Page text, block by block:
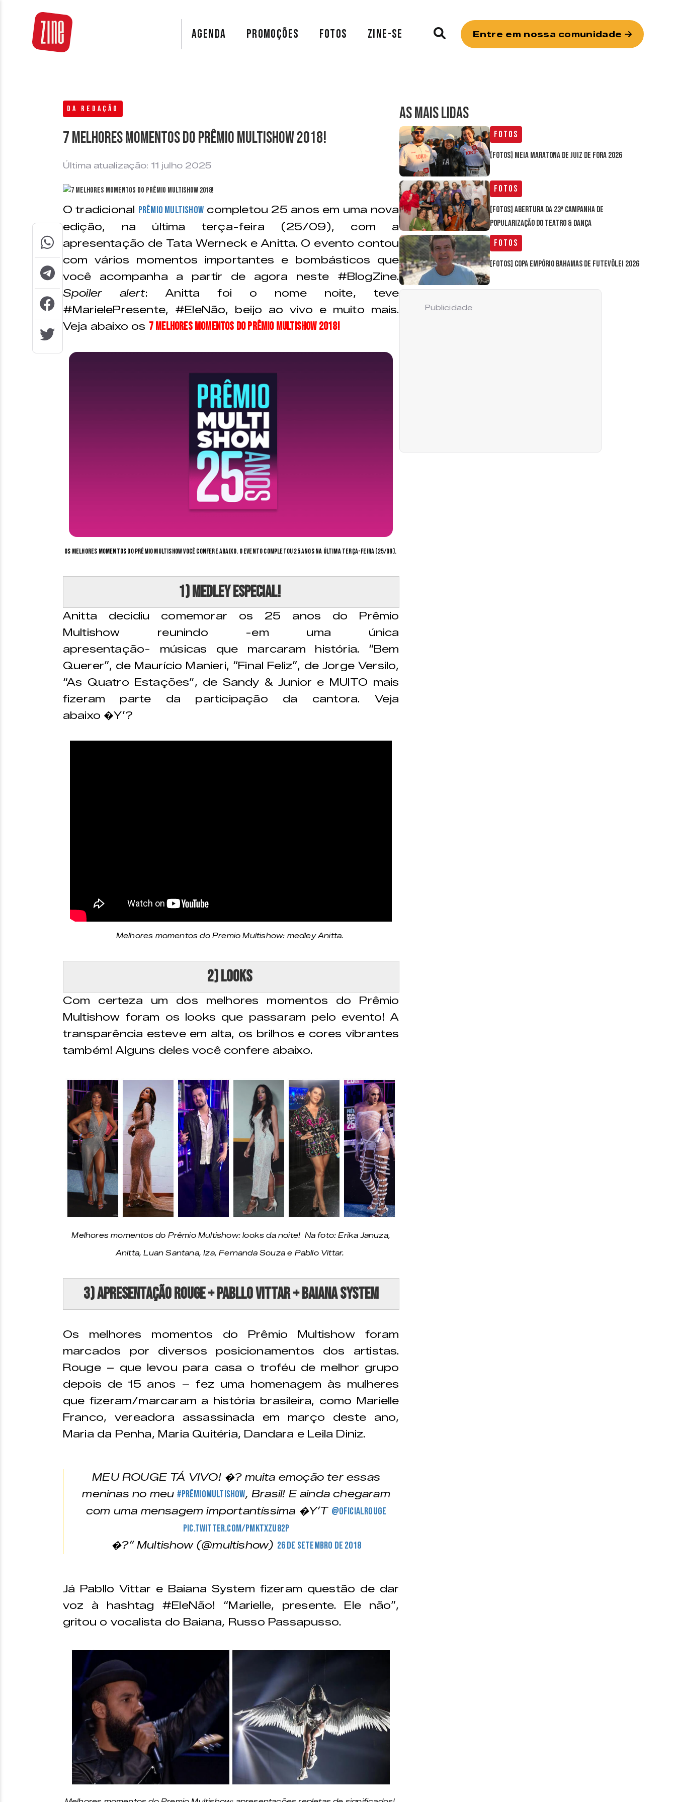
AGENDA PROMOÇÕES FOTOS ZINE-SE Entre em nossa comunidade
DA REDAÇÃO
7 Melhores momentos do Prêmio Multishow 2018!
Última atualização: 11 julho 2025
O tradicional Prêmio Multishow completou 25 anos em uma nova
edição, na última terça-feira (25/09), com a
apresentação de Tata Werneck e Anitta. O evento contou
com vários momentos importantes e bombásticos que
você acompanha a partir de agora neste #BlogZine.
Spoiler alert: Anitta foi o nome noite, teve
#MarielePresente, #EleNão, beijo ao vivo e muito mais.
Veja abaixo os 7 Melhores Momentos do Prêmio Multishow 2018!
Os melhores momentos do Prêmio Multishow você confere abaixo. O evento completou 25 anos na última terça-feira (25/09).
1) Medley especial!
Anitta decidiu comemorar os 25 anos do Prêmio
Multishow reunindo -em uma única
apresentação- músicas que marcaram história. “Bem
Querer”, de Maurício Manieri, “Final Feliz”, de Jorge Versilo,
“As Quatro Estações”, de Sandy & Junior e MUITO mais
fizeram parte da participação da cantora. Veja
abaixo �Y’?
Melhores momentos do Premio Multishow: medley Anitta.
2) Looks
Com certeza um dos melhores momentos do Prêmio
Multishow foram os looks que passaram pelo evento! A
transparência esteve em alta, os brilhos e cores vibrantes
também! Alguns deles você confere abaixo.
Melhores momentos do Prêmio Multishow: looks da noite! Na foto: Erika Januza,
Anitta, Luan Santana, Iza, Fernanda Souza e Pabllo Vittar.
3) Apresentação Rouge + Pabllo Vittar + Baiana System
Os melhores momentos do Prêmio Multishow foram
marcados por diversos posicionamentos dos artistas.
Rouge – que levou para casa o troféu de melhor grupo
depois de 15 anos – fez uma homenagem às mulheres
que fizeram/marcaram a história brasileira, como Marielle
Franco, vereadora assassinada em março deste ano,
Maria da Penha, Maria Quitéria, Dandara e Leila Diniz.
MEU ROUGE TÁ VIVO! �? muita emoção ter essas
meninas no meu#PrêmioMultishow, Brasil! E ainda chegaram
com uma mensagem importantíssima �Y’T @OficialRouge
pic.twitter.com/PmkTxZu82P
�?” Multishow (@multishow) 26 de setembro de 2018
Já Pabllo Vittar e Baiana System fizeram questão de dar
voz à hashtag #EleNão! “Marielle, presente. Ele não”,
gritou o vocalista do Baiana, Russo Passapusso.
AS MAIS LIDAS
Fotos
[FOTOS] Meia Maratona de Juiz de Fora 2026
Fotos
[FOTOS] Abertura da 23ª Campanha de
Popularização do Teatro & Dança
Fotos
[FOTOS] Copa Empório Bahamas de Futevôlei 2026
Publicidade